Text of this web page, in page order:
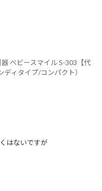
ベビースマイル S-303【代
ィタイプ/コンパクト）
はないですが